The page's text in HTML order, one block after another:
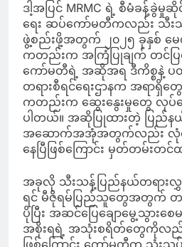
ဒါ့အပြင် MRMC ရဲ့ စီမံခန့်ခွဲမှုဆို
ရေး ဆပ်ကော်မတီကလည်း သီး
ဖွဲ့စည်းဖို့အတွက် ၂၀၂၅ ခုနှစ် မ
ကတည်းက အကြံပြုချက် တင်ပြထ
ကော်မတီရဲ့ အဆိုအရ ဒီကိစ္စနဲ့ ပ
တရားစီရင်ရေးဌာနက အရာရှိ
ကတည်းက ဆွေးနွေးမှုတွေ လုပ်ဆ
ပါတယ်။ အဆိုပြုထားတဲ့ ပြည်
အဆောက်အအုံအတွက်လည်း လုံလ
နေပြီဖြစ်ကြောင်း မှတ်တမ်းတင်
အခုလို သီးသန့်ပြည်နယ်တရား
ရင် မီဇိုရမ်ပြည်သူတွေအတွက် တရ
ပိုပြီး အဆင်ပြေချောမွေ့သွားစ
အစိုးရရဲ့ အသုံးစရိတ်တွေကိုလည်း